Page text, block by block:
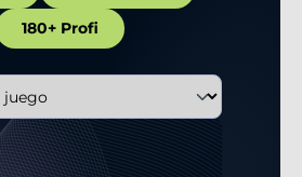
180+ Profi